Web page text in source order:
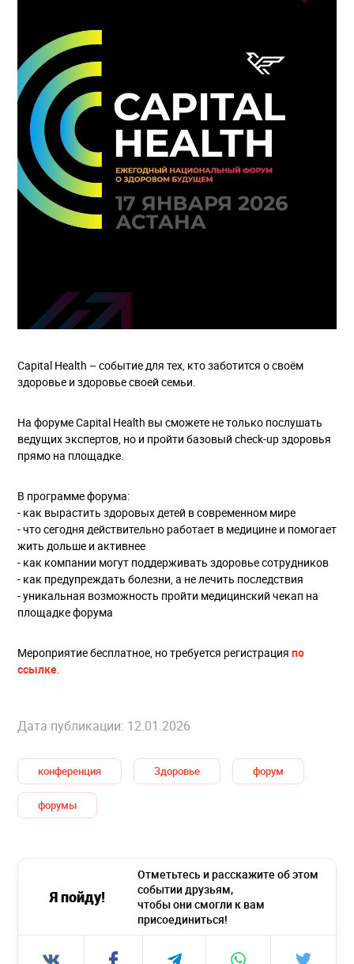
Capital Health – событие для тех, кто заботится о своём
здоровье и здоровье своей семьи.
На форуме Capital Health вы сможете не только послушать
ведущих экспертов, но и пройти базовый check-up здоровья
прямо на площадке.
В программе форума:
- как вырастить здоровых детей в современном мире
- что сегодня действительно работает в медицине и помогает
жить дольше и активнее
- как компании могут поддерживать здоровье сотрудников
- как предупреждать болезни, а не лечить последствия
- уникальная возможность пройти медицинский чекап на
площадке форума
Мероприятие бесплатное, но требуется регистрация по
ссылке
Дата публикации: 12.01.2026
конференция Здоровье форум
форумы
Я пойду!
Отметьтесь и расскажите об этом
событии друзьям,
чтобы они смогли к вам
присоединиться!